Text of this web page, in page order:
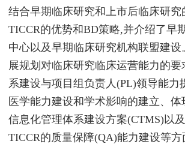
结合早期临床研究和上市后临床研究
TICCR的优势和BD策略,并介绍了早
中心以及早期临床研究机构联盟建
展规划对临床研究临床运营能力的
系建设与项目组负责人(PL)领导能力
医学能力建设和学术影响的建立、体
信息化管理体系建设方案(CTMS)以
TICCR的质量保障(QA)能力建设等